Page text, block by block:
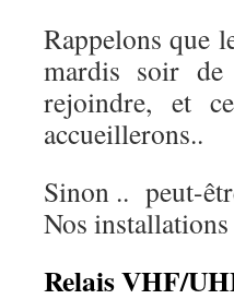
Rappelons que
mardis soir
rejoindre, et
accueillerons..
Sinon .. peut-
Nos
Relais VHF/